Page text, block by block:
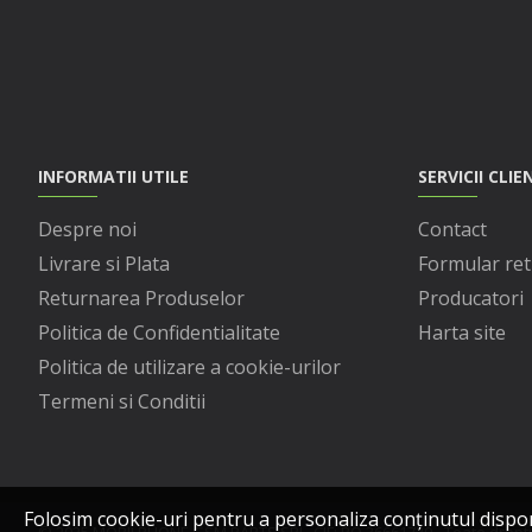
INFORMATII UTILE
Despre noi
Livrare si Plata
Returnarea Produselor
Politica de Confidentialitate
Politica de utilizare a cookie-urilor
Termeni si Conditii
SERVICII
Contact
Formular
Producatori
Harta site
Folosim cookie-uri pentru a personaliza conținutul